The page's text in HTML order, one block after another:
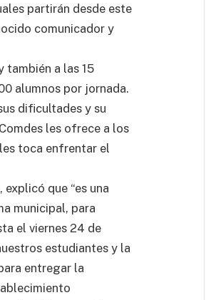
partirán desde este
comunicador y
también a las 15
alumnos por jornada.
dificultades y su
les ofrece a los
toca enfrentar el
que “es una
municipal, para
el viernes 24 de
estudiantes y la
entregar la